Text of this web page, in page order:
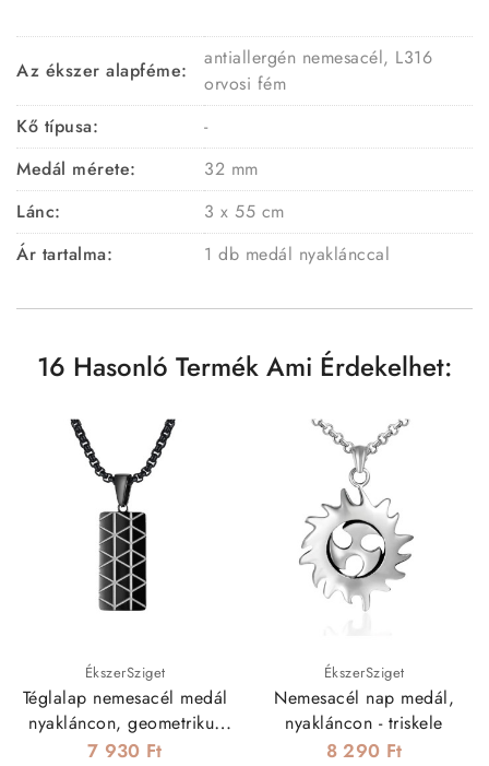
Az ékszer alapféme:
antiallergén nemesacél, L316
orvosi fém
Kő típusa:
-
Medál mérete:
32 mm
Lánc:
3 x 55 cm
Ár tartalma:
1 db medál nyaklánccal
16 Hasonló Termék Ami Érdekelhet:
ÉkszerSziget
Téglalap nemesacél medál
nyakláncon, geometrikus
mintával
7 930 Ft
ÉkszerSziget
Nemesacél nap medál,
nyakláncon - triskele
8 290 Ft